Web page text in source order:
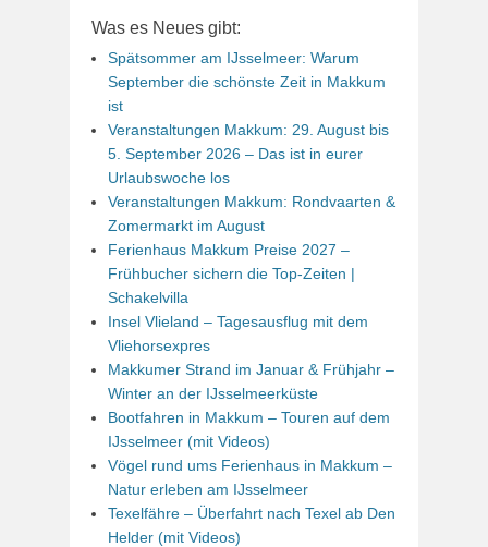
Was es Neues gibt:
Spätsommer am IJsselmeer: Warum
September die schönste Zeit in Makkum
ist
Veranstaltungen Makkum: 29. August bis
5. September 2026 – Das ist in eurer
Urlaubswoche los
Veranstaltungen Makkum: Rondvaarten &
Zomermarkt im August
Ferienhaus Makkum Preise 2027 –
Frühbucher sichern die Top-Zeiten |
Schakelvilla
Insel Vlieland – Tagesausflug mit dem
Vliehorsexpres
Makkumer Strand im Januar & Frühjahr –
Winter an der IJsselmeerküste
Bootfahren in Makkum – Touren auf dem
IJsselmeer (mit Videos)
Vögel rund ums Ferienhaus in Makkum –
Natur erleben am IJsselmeer
Texelfähre – Überfahrt nach Texel ab Den
Helder (mit Videos)